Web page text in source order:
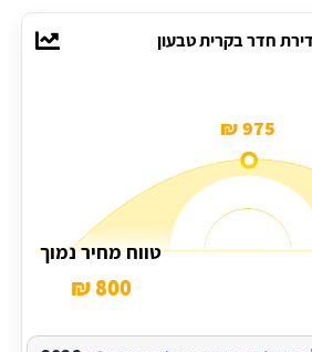
חדר בקרית טבעון
975 ₪
טווח מחיר נמוך
800 ₪